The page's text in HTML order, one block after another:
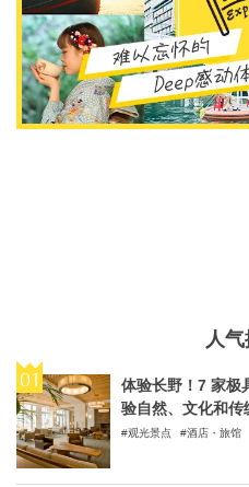
人气
体验长野！7 家极
验自然、文化和传
观光景点 酒店・旅馆